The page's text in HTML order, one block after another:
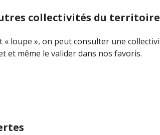
collectivités du territoire
« loupe », on peut consulter une
et même le valider dans nos favoris.